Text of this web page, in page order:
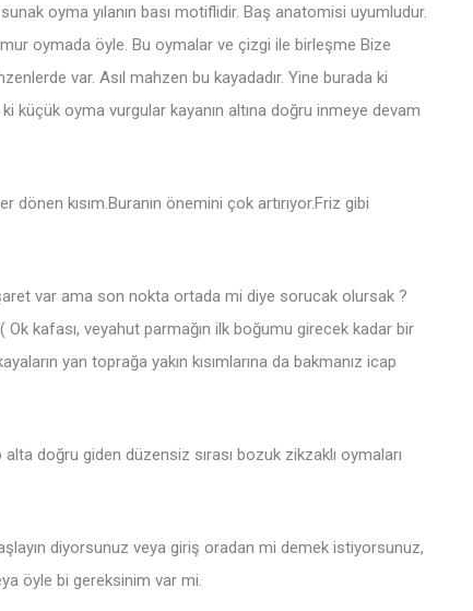
oyma yılanın bası motiflidir. Baş anatomisi uyumludur.
oymada öyle. Bu oymalar ve çizgi ile birleşme Bize
var. Asıl mahzen bu kayadadır. Yine burada ki
küçük oyma vurgular kayanın altına doğru inmeye devam
kısım.Buranın önemini çok artırıyor.Friz gibi
var ama son nokta ortada mi diye sorucak olursak ?
kafası, veyahut parmağın ilk boğumu girecek kadar bir
yan toprağa yakın kısımlarına da bakmanız icap
doğru giden düzensiz sırası bozuk zikzaklı oymaları
diyorsunuz veya giriş oradan mi demek istiyorsunuz,
öyle bi gereksinim var mi.